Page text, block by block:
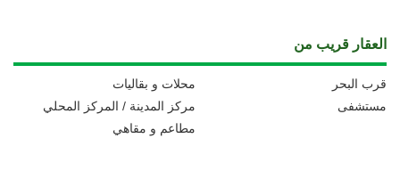
العقار قريب من
محلات و بقاليات
قرب البحر
مركز المدينة / المركز المحلي
مستشفى
مطاعم و مقاهي